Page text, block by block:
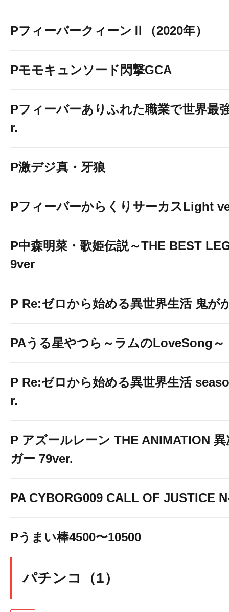
PフィーバークィーンⅡ（2020年）
Pモモキュンソード閃撃GCA
Pフィーバーありふれた職業で世界最
r.
P激デジ真・牙狼
PフィーバーからくりサーカスLight
P中森明菜・歌姫伝説～THE BEST
9ver
P Re:ゼロから始める異世界生活 鬼が
PAうる星やつら～ラムのLoveSong～
P Re:ゼロから始める異世界生活
r.
P アズールレーン THE ANIMATION
ガー 79ver.
PA CYBORG009 CALL OF JUSTICE
Pうまい棒4500〜10500
パチンコ（1）